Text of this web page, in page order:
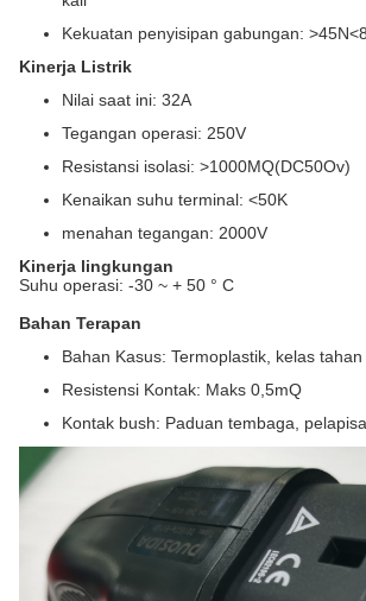
Kekuatan penyisipan gabungan:
Kinerja Listrik
Nilai saat ini: 32A
Tegangan operasi: 250V
Resistansi isolasi: >1000MQ(DC50Ov)
Kenaikan suhu terminal: <50K
menahan tegangan: 2000V
Kinerja lingkungan
Suhu operasi: -30 ~ + 50 ° C
Bahan Terapan
Bahan Kasus: Termoplastik, kelas
Resistensi Kontak: Maks 0,5mQ
Kontak bush: Paduan tembaga,